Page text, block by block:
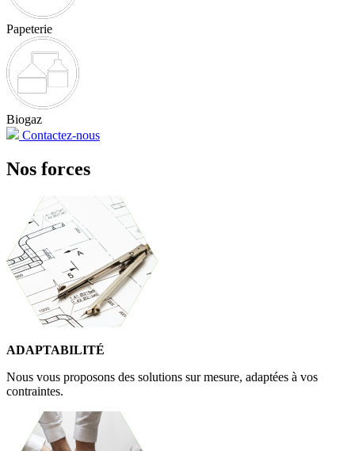
Papeterie
Biogaz
Contactez-nous
Nos forces
ADAPTABILITÉ
Nous vous proposons des solutions sur mesure, adaptées à vos
contraintes.